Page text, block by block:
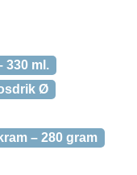
330 ml.
Ø
– 280 gram